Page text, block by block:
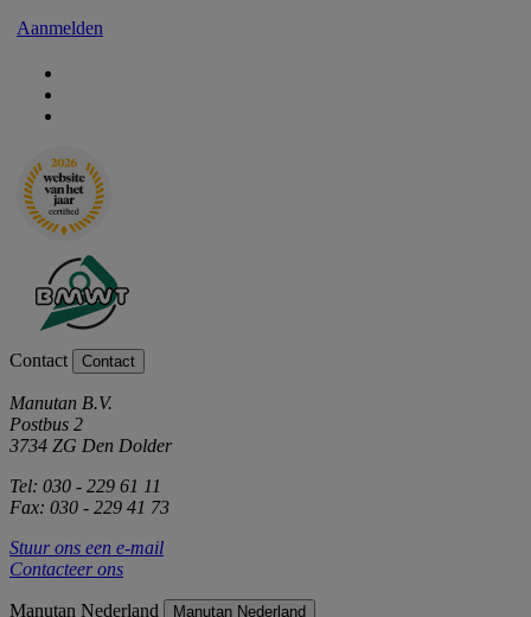
Aanmelden
Contact Contact
Manutan B.V.
Postbus 2
3734 ZG Den Dolder
Tel: 030 - 229 61 11
Fax: 030 - 229 41 73
Stuur ons een e-mail
Contacteer ons
Manutan Nederland Manutan Nederland